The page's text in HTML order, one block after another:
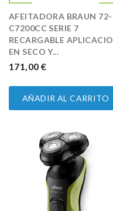
AFEITADORA BRAUN 72-
C7200CC SERIE 7
RECARGABLE
EN SECO Y...
PRECIO
171,00 €
AÑADIR AL CARRITO